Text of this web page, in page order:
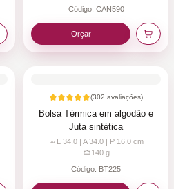
Código: CAN590
Orçar
(302 avaliações)
Bolsa Térmica em algodão e
Juta sintética
L 34.0 | A 34.0 | P 16.0 cm
140g
Código: BT225